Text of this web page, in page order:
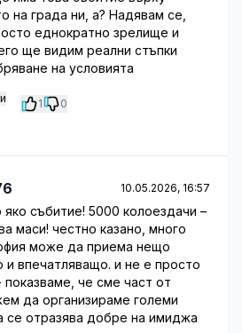
на града ни, а? Надявам се,
еднократно зрелище и
ще видим реални стъпки
на условията
1 0
10.05.2026, 16:57
събитие! 5000 колоездачи –
маси! честно казано, много
може да приема нещо
и впечатляващо. и не е просто
показваме, че сме част от
да организираме големи
се отразява добре на имиджа